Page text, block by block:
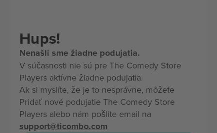
Hups!
Nenašli sme žiadne podujatia.
V súčasnosti nie sú pre The Comedy Store
Players aktívne žiadne podujatia.
Ak si myslíte, že je to nesprávne, môžete
Pridať nové podujatie The Comedy Store
Players alebo nám pošlite email na
support@ticombo.com